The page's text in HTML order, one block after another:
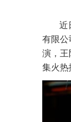
近
有限公
演，王
集火热